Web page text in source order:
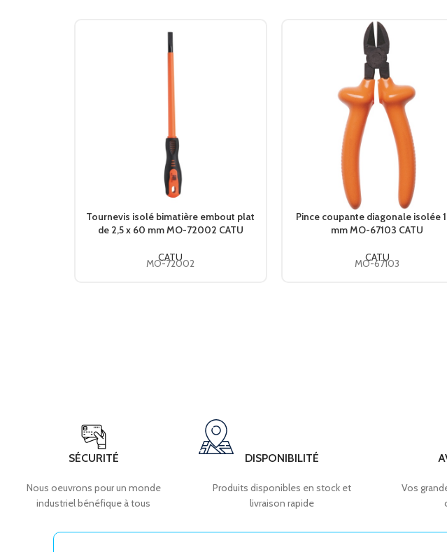
Tournevis isolé bimatière embout plat
de 2,5 x 60 mm MO-72002 CATU
CATU
MO-72002
Pince coupante diagonale isolée
mm MO-67103 CATU
CATU
MO-67103
SÉCURITÉ
Nous oeuvrons pour un monde
industriel bénéfique à tous
DISPONIBILITÉ
Produits disponibles en stock et
livraison rapide
Vos